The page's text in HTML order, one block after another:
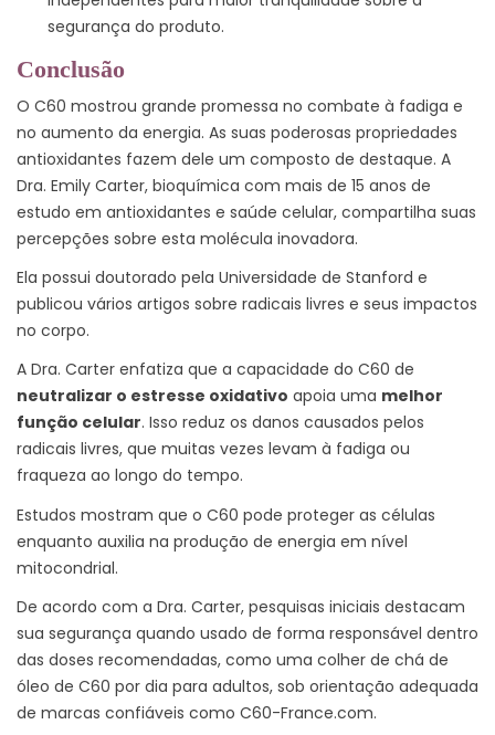
segurança do produto.
Conclusão
O C60 mostrou grande promessa no combate à fadiga e
no aumento da energia. As suas poderosas propriedades
antioxidantes fazem dele um composto de destaque. A
Dra. Emily Carter, bioquímica com mais de 15 anos de
estudo em antioxidantes e saúde celular, compartilha suas
percepções sobre esta molécula inovadora.
Ela possui doutorado pela Universidade de Stanford e
publicou vários artigos sobre radicais livres e seus impactos
no corpo.
A Dra. Carter enfatiza que a capacidade do C60 de
neutralizar o estresse oxidativo apoia uma melhor
função celular. Isso reduz os danos causados pelos
radicais livres, que muitas vezes levam à fadiga ou
fraqueza ao longo do tempo.
Estudos mostram que o C60 pode proteger as células
enquanto auxilia na produção de energia em nível
mitocondrial.
De acordo com a Dra. Carter, pesquisas iniciais destacam
sua segurança quando usado de forma responsável dentro
das doses recomendadas, como uma colher de chá de
óleo de C60 por dia para adultos, sob orientação adequada
de marcas confiáveis como C60-France.com.